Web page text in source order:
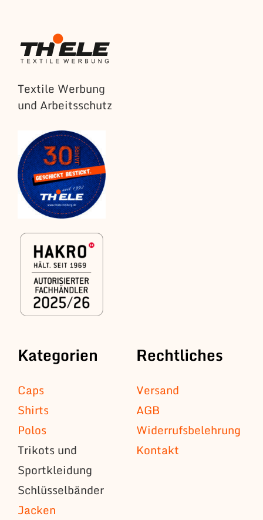
Textile Werbung
und Arbeitsschutz
Kategorien
Caps
Shirts
Polos
Trikots und
Sportkleidung
Schlüsselbänder
Jacken
Rechtliches
Versand
AGB
Widerrufsbelehrung
Kontakt